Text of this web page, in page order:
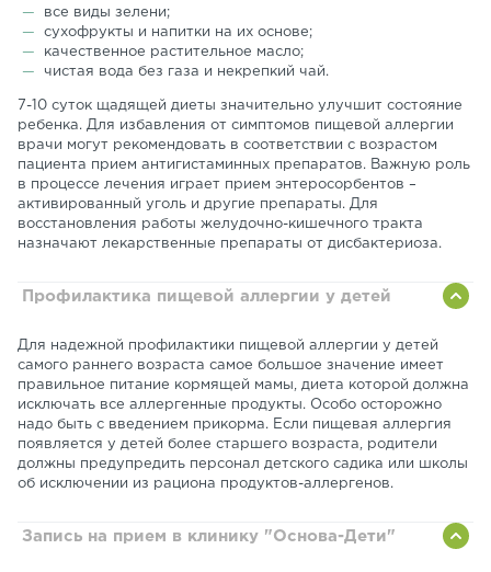
все виды зелени;
сухофрукты и напитки на их основе;
качественное растительное масло;
чистая вода без газа и некрепкий чай.
7-10 суток щадящей диеты значительно улучшит состояние
ребенка. Для избавления от симптомов пищевой аллергии
врачи могут рекомендовать в соответствии с возрастом
пациента прием антигистаминных препаратов. Важную роль
в процессе лечения играет прием энтеросорбентов –
активированный уголь и другие препараты. Для
восстановления работы желудочно-кишечного тракта
назначают лекарственные препараты от дисбактериоза.
Профилактика пищевой аллергии у детей
Для надежной профилактики пищевой аллергии у детей
самого раннего возраста самое большое значение имеет
правильное питание кормящей мамы, диета которой должна
исключать все аллергенные продукты. Особо осторожно
надо быть с введением прикорма. Если пищевая аллергия
появляется у детей более старшего возраста, родители
должны предупредить персонал детского садика или школы
об исключении из рациона продуктов-аллергенов.
Запись на прием в клинику "Основа-Дети"